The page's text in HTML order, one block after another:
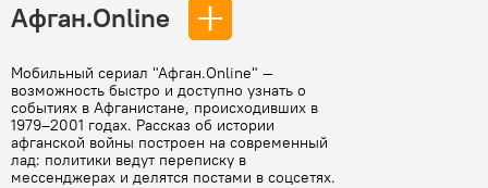
Афган.Online
Мобильный сериал "Афган.Online" —
возможность быстро и доступно узнать о
событиях в Афганистане, происходивших в
1979–2001 годах. Рассказ об истории
афганской войны построен на современный
лад: политики ведут переписку в
мессенджерах и делятся постами в соцсетях.